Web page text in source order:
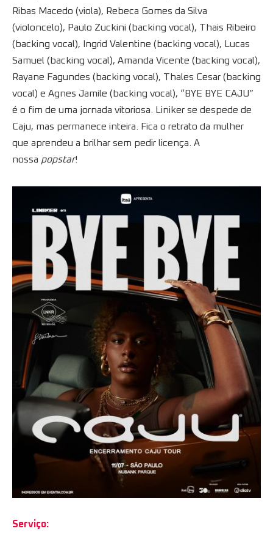
Ribas Macedo (viola), Rebeca Gomes da Silva
(violoncelo), Paulo Zuckini (backing vocal), Thais Ribeiro
(backing vocal), Ingrid Valentine (backing vocal), Lucas
Samuel (backing vocal), Amanda Vicente (backing vocal),
Rayane Fagundes (backing vocal), Thales Cesar (backing
vocal) e Agnes Jamile (backing vocal), “BYE BYE CAJU”
é o fim de uma jornada vitoriosa. Liniker se despede de
Caju, mas permanece inteira. Fica o retrato da mulher
que aprendeu a brilhar sem pedir licença. A
nossa popstar!
Serviço: